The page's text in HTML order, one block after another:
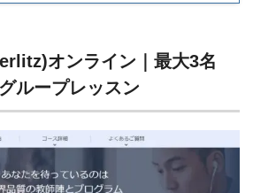
オンライン｜最大3名
ループレッスン